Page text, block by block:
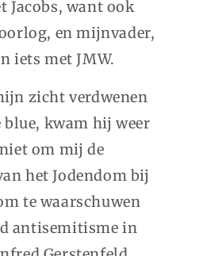
Jacobs, want ook
en mijnvader,
iets met JMW.
zicht verdwenen
kwam hij weer
om mij de
het Jodendom bij
te waarschuwen
antisemitisme in